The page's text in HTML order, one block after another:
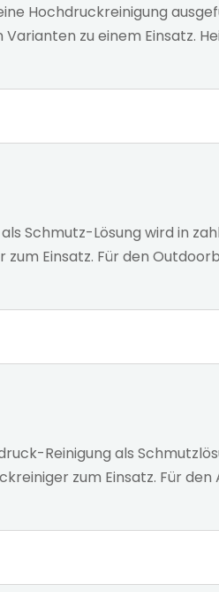
Hochdruckreinigung
zu einem Einsatz.
Schmutz-Lösung wird in
Einsatz. Für den
Reinigung als
zum Einsatz. Für